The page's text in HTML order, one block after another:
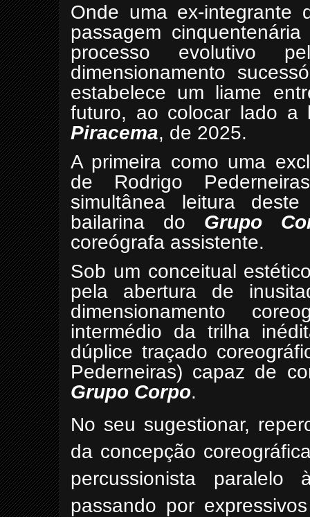
Onde uma ex-integrante
passagem
processo evolutivo
dimensionamento
estabelece um liame
futuro, ao colocar lado
Piracema, de 2025.
A primeira como uma
de Rodrigo
simultânea leitura
bailarina do Grupo
coreógrafa assistente.
Sob um conceitual
pela abertura de
dimensionamento
intermédio da trilha
dúplice traçado
Pederneiras) capaz de
Grupo Corpo.
No seu sugestionar,
da concepção
percussionista paralelo
passando por